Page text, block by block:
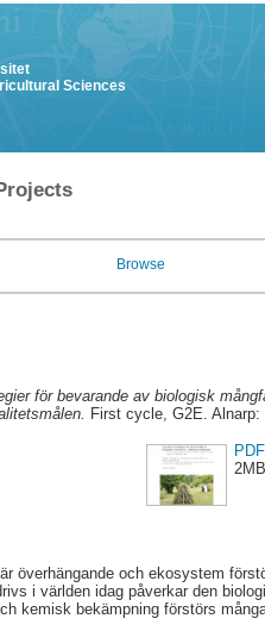
Sciences
Browse
för bevarande av biologisk
First cycle, G2E.
PDF
2MB
överhängande och ekosystem
i världen idag påverkar den
kemisk bekämpning förstörs